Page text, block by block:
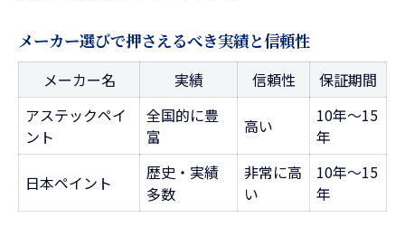
メーカー選びで押さえるべき実績と信頼性
メーカー名 実績 信頼性
保証期間
アステックペイ
ント
全国的に豊
富
高い
10年～15
年
日本ペイント
歴史・実績
多数
非常に高
い
10年～15
年